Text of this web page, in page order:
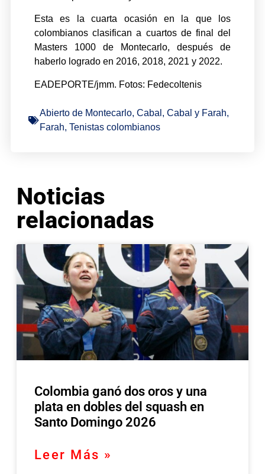
Esta es la cuarta ocasión en la que los
colombianos clasifican a cuartos de final del
Masters 1000 de Montecarlo, después de
haberlo logrado en 2016, 2018, 2021 y 2022.
EADEPORTE/jmm. Fotos: Fedecoltenis
Abierto de Montecarlo, Cabal , Cabal y Farah,
Farah, Tenistas colombianos
Noticias
relacionadas
Colombia ganó dos oros y una
plata en dobles del squash en
Santo Domingo 2026
Leer Más »